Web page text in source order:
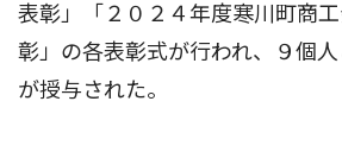
表彰」「２０２４年度寒川町商
彰」の各表彰式が行われ、９個
が授与された。